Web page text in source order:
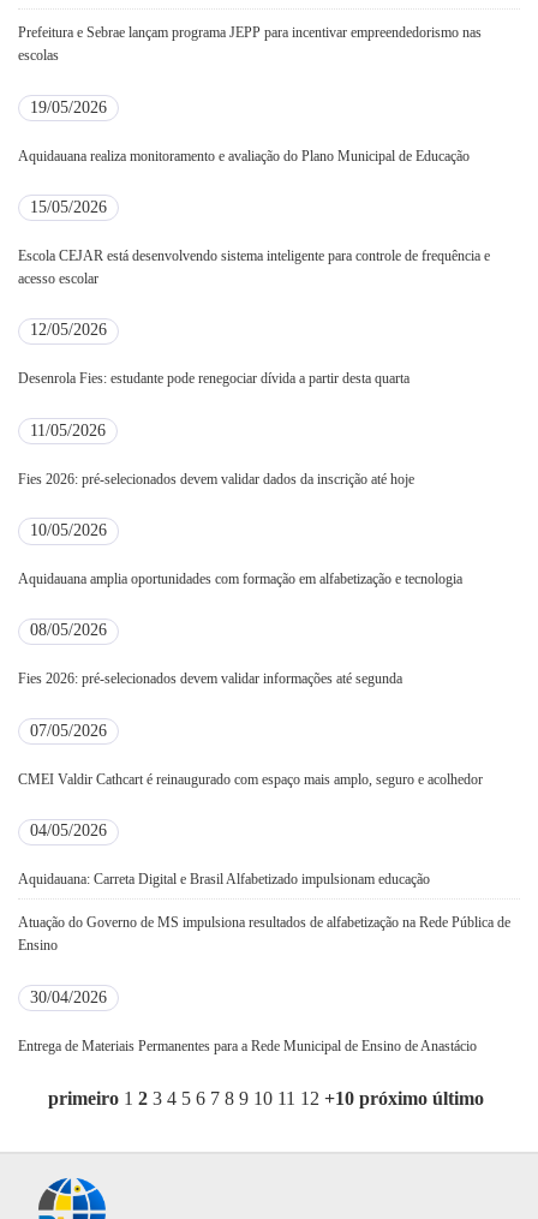
Prefeitura e Sebrae lançam programa JEPP para incentivar empreendedorismo nas
escolas
19/05/2026
Aquidauana realiza monitoramento e avaliação do Plano Municipal de Educação
15/05/2026
Escola CEJAR está desenvolvendo sistema inteligente para controle de frequência e
acesso escolar
12/05/2026
Desenrola Fies: estudante pode renegociar dívida a partir desta quarta
11/05/2026
Fies 2026: pré-selecionados devem validar dados da inscrição até hoje
10/05/2026
Aquidauana amplia oportunidades com formação em alfabetização e tecnologia
08/05/2026
Fies 2026: pré-selecionados devem validar informações até segunda
07/05/2026
CMEI Valdir Cathcart é reinaugurado com espaço mais amplo, seguro e acolhedor
04/05/2026
Aquidauana: Carreta Digital e Brasil Alfabetizado impulsionam educação
Atuação do Governo de MS impulsiona resultados de alfabetização na Rede Pública de
Ensino
30/04/2026
Entrega de Materiais Permanentes para a Rede Municipal de Ensino de Anastácio
primeiro 1 2 3 4 5 6 7 8 9 10 11 12 +10 próximo último